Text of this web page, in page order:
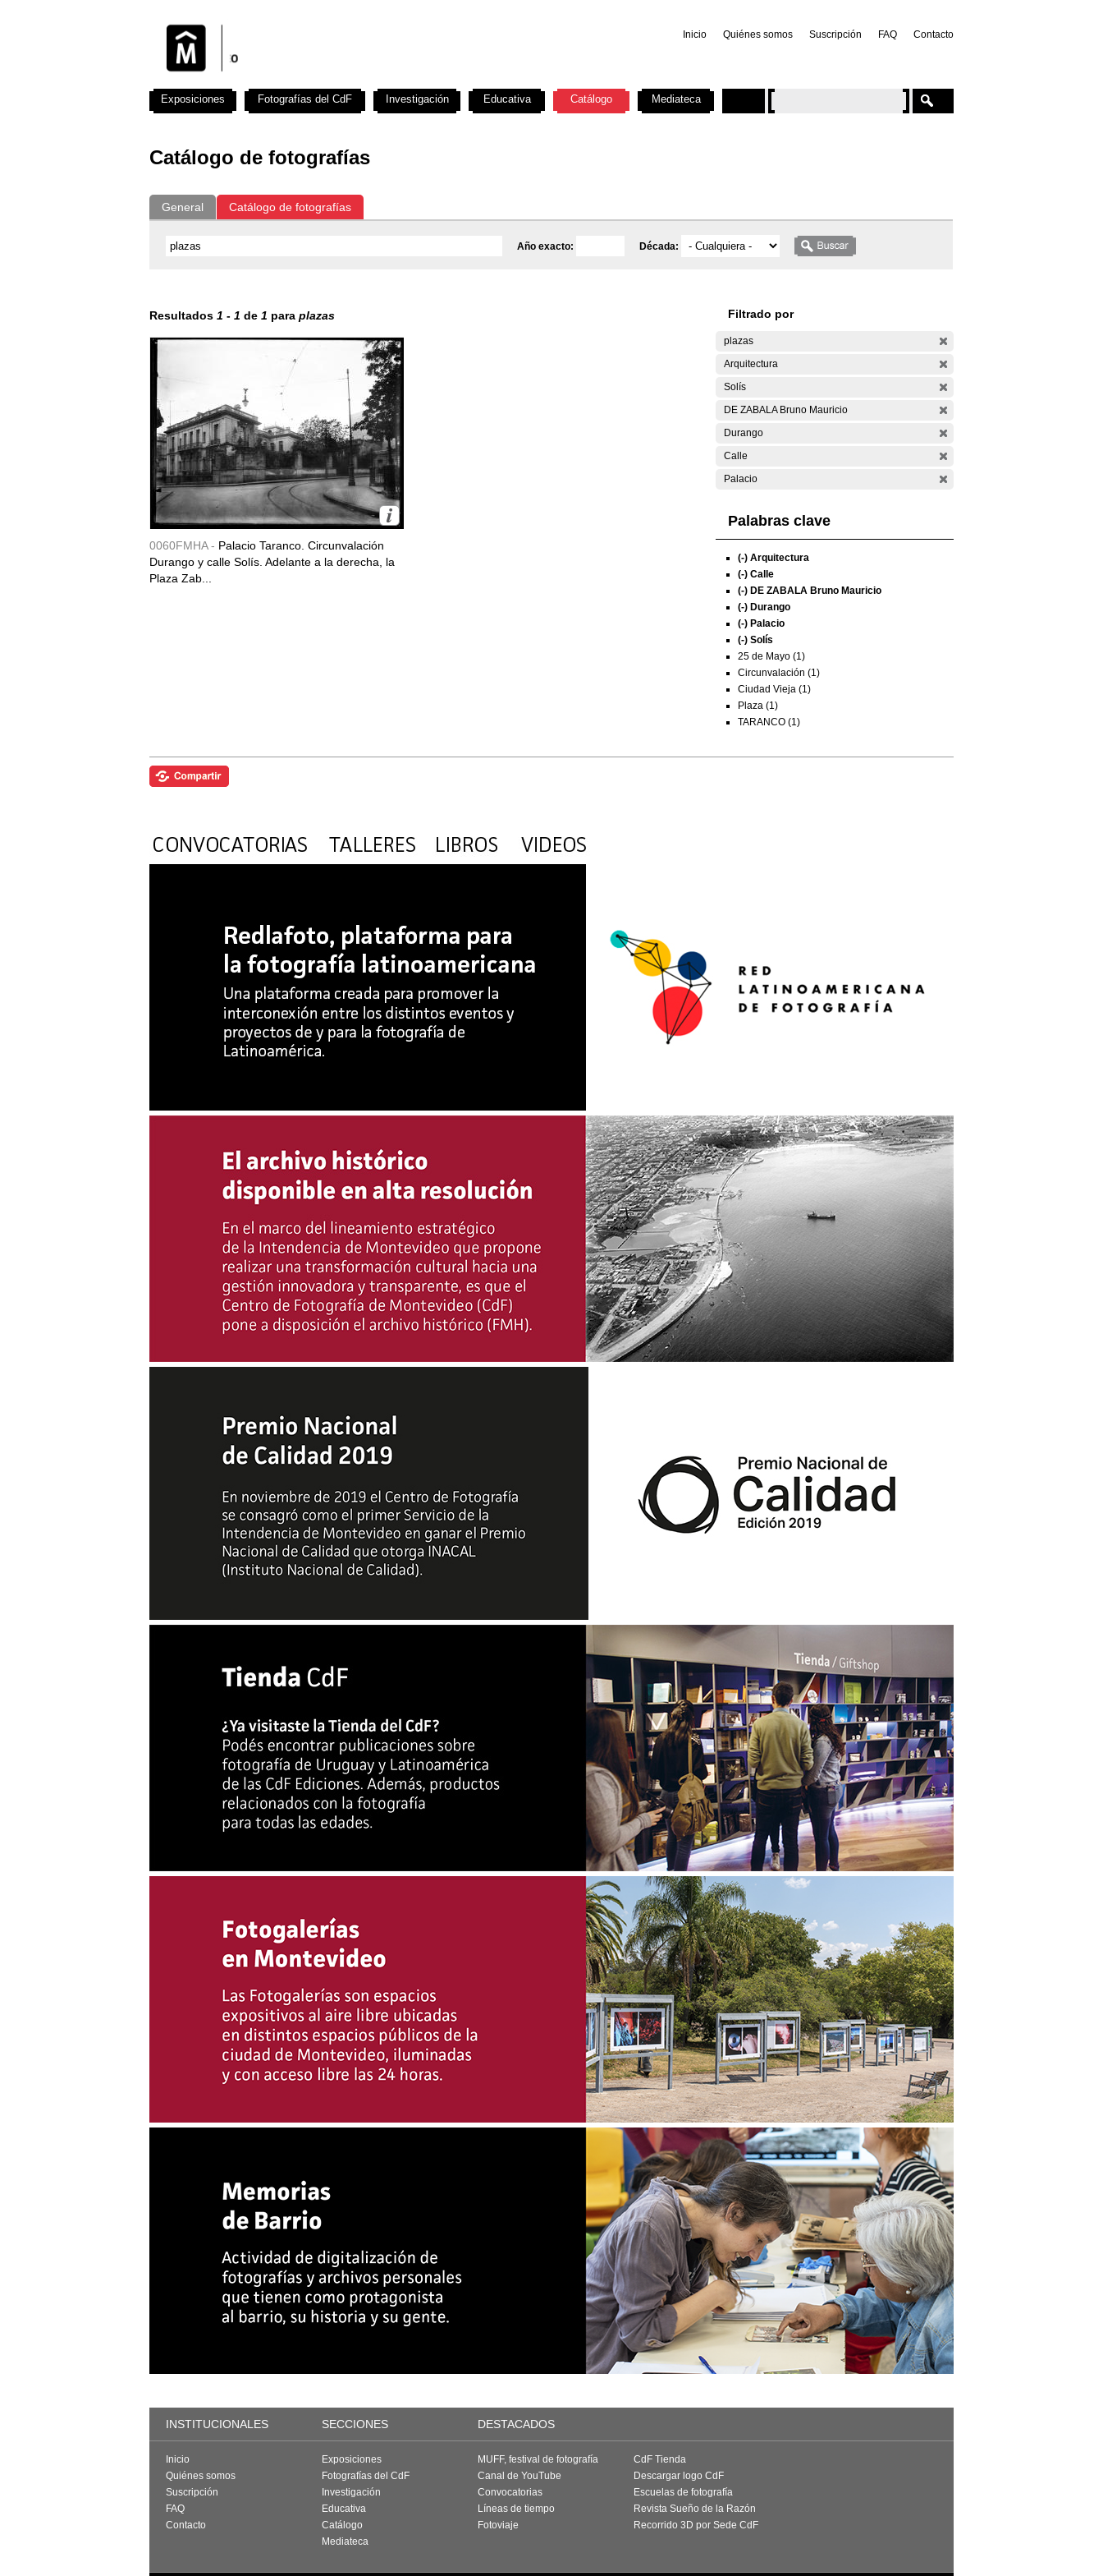
Inicio Quiénes somos Suscripción FAQ Contacto
Catálogo de fotografías
General Catálogo de fotografías
Año exacto: Década:
Resultados 1 - 1 de 1 para plazas
0060FMHA - Palacio Taranco. Circunvalación
Durango y calle Solís. Adelante a la derecha, la
Plaza Zab...
Filtrado por
plazas
Arquitectura
Solís
DE ZABALA Bruno Mauricio
Durango
Calle
Palacio
Palabras clave
(-) Arquitectura
(-) Calle
(-) DE ZABALA Bruno Mauricio
(-) Durango
(-) Palacio
(-) Solís
25 de Mayo (1)
Circunvalación (1)
Ciudad Vieja (1)
Plaza (1)
TARANCO (1)
Exposiciones Fotografías del CdF Investigación Educativa Catálogo Mediateca
INSTITUCIONALES SECCIONES DESTACADOS
Inicio
Quiénes somos
Suscripción
FAQ
Contacto
Exposiciones
Fotografías del CdF
Investigación
Educativa
Catálogo
Mediateca
MUFF, festival de fotografía
Canal de YouTube
Convocatorias
Líneas de tiempo
Fotoviaje
CdF Tienda
Descargar logo CdF
Escuelas de fotografía
Revista Sueño de la Razón
Recorrido 3D por Sede CdF